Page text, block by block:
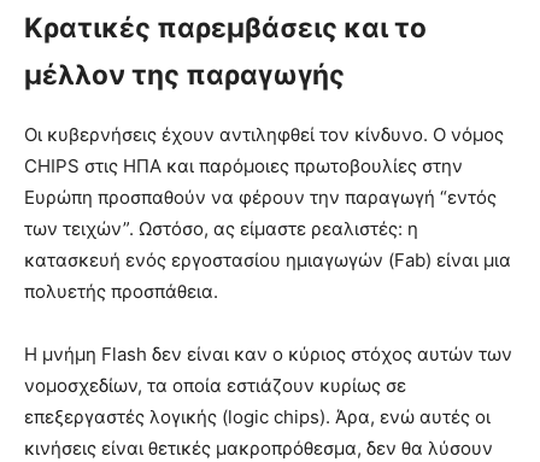
Κρατικές παρεμβάσεις και το
μέλλον της παραγωγής
Οι κυβερνήσεις έχουν αντιληφθεί τον κίνδυνο. Ο νόμος
CHIPS στις ΗΠΑ και παρόμοιες πρωτοβουλίες στην
Ευρώπη προσπαθούν να φέρουν την παραγωγή “εντός
των τειχών”. Ωστόσο, ας είμαστε ρεαλιστές: η
κατασκευή ενός εργοστασίου ημιαγωγών (Fab) είναι μια
πολυετής προσπάθεια.
Η μνήμη Flash δεν είναι καν ο κύριος στόχος αυτών των
νομοσχεδίων, τα οποία εστιάζουν κυρίως σε
επεξεργαστές λογικής (logic chips). Άρα, ενώ αυτές οι
κινήσεις είναι θετικές μακροπρόθεσμα, δεν θα λύσουν